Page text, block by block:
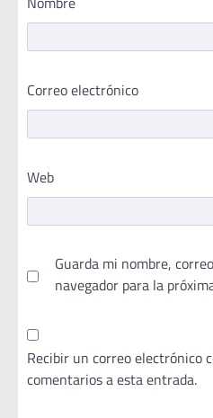
Correo electrónico
Web
Guarda mi nombre,
navegador para la
Recibir un correo electrónico
comentarios a esta entrada.